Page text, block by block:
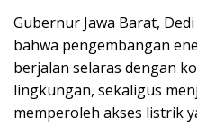
Gubernur Jawa Barat,
bahwa pengembangan
berjalan selaras dengan
lingkungan, sekaligus
memperoleh akses listrik